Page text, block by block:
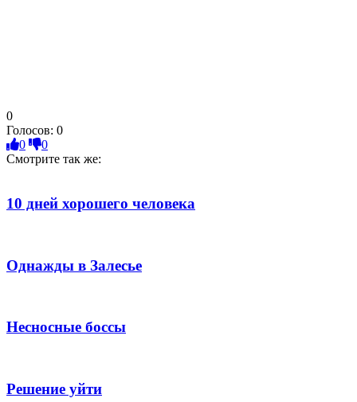
0
Голосов: 0
0
0
Смотрите так же:
10 дней хорошего человека
Однажды в Залесье
Несносные боссы
Решение уйти